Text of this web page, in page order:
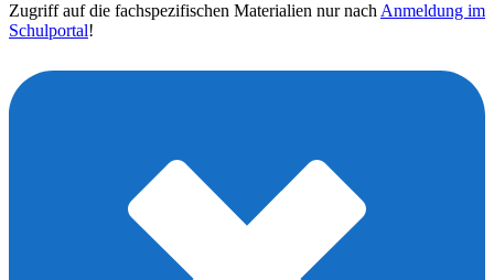
Zugriff auf die fachspezifischen Materialien nur nach Anmeldung im
Schulportal!